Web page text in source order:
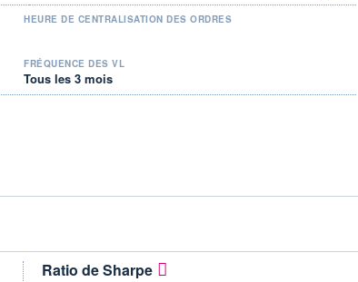
HEURE DE CENTRALISATION DES ORDRES
FRÉQUENCE DES VL
Tous les 3 mois
Ratio de Sharpe